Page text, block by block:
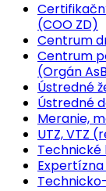
(COO ZD)
Centrum
Centrum
(Orgán
Ústredné
Ústredné
Meranie,
UTZ, VTZ